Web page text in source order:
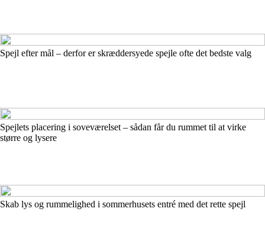
Spejl efter mål – derfor er skræddersyede spejle ofte det bedste valg
Spejlets placering i soveværelset – sådan får du rummet til at virke
større og lysere
Skab lys og rummelighed i sommerhusets entré med det rette spejl